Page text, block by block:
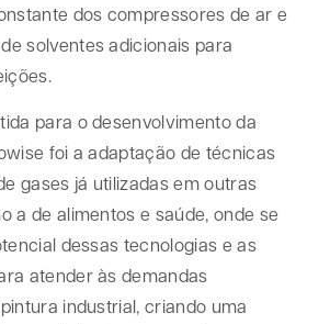
dos compressores de ar e
solventes adicionais para
para o desenvolvimento da
foi a adaptação de técnicas
gases já utilizadas em outras
a de alimentos e saúde, onde se
dessas tecnologias e as
atender às demandas
industrial, criando uma